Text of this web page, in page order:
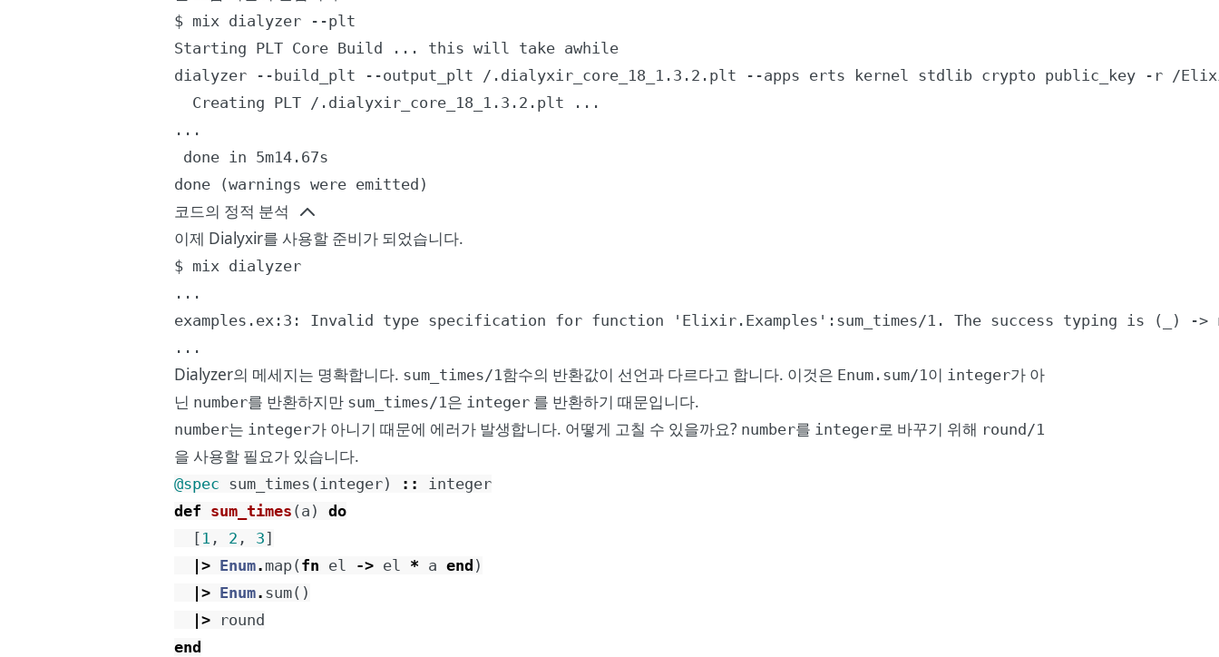
$ mix dialyzer --plt
Starting PLT Core Build ... this will take awhile
dialyzer --build_plt --output_plt /.dialyxir_core_18_1.3.2.plt --apps erts kernel stdlib crypto
  Creating PLT /.dialyxir_core_18_1.3.2.plt ...
...
done in 5m14.67s
done (warnings were emitted)
코드의 정적 분석
이제 Dialyxir를 사용할 준비가 되었습니다.
$ mix dialyzer
...
examples.ex:3: Invalid type specification for function 'Elixir.Examples':sum_times/1. The success typing is (_) ->
...
Dialyzer의 메세지는 명확합니다. sum_times/1함수의 반환값이 선언과 다르다고 합니다. 이것은 Enum.sum/1이 integer가 아
닌 number를 반환하지만 sum_times/1은 integer 를 반환하기 때문입니다.
number는 integer가 아니기 때문에 에러가 발생합니다. 어떻게 고칠 수 있을까요? number를 integer로 바꾸기 위해 round/1
을 사용할 필요가 있습니다.
@spec sum_times ( integer) ::
integer
def sum_times ( a )
do
[ 1 , 2 , 3]
|> Enum. map( fn el -> el * a end )
|> Enum. sum( )
|>
round
end